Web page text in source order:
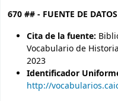
670 ## - FUENTE DE
Cita de la fuente:
Vocabulario de
2023
Identificador
http://